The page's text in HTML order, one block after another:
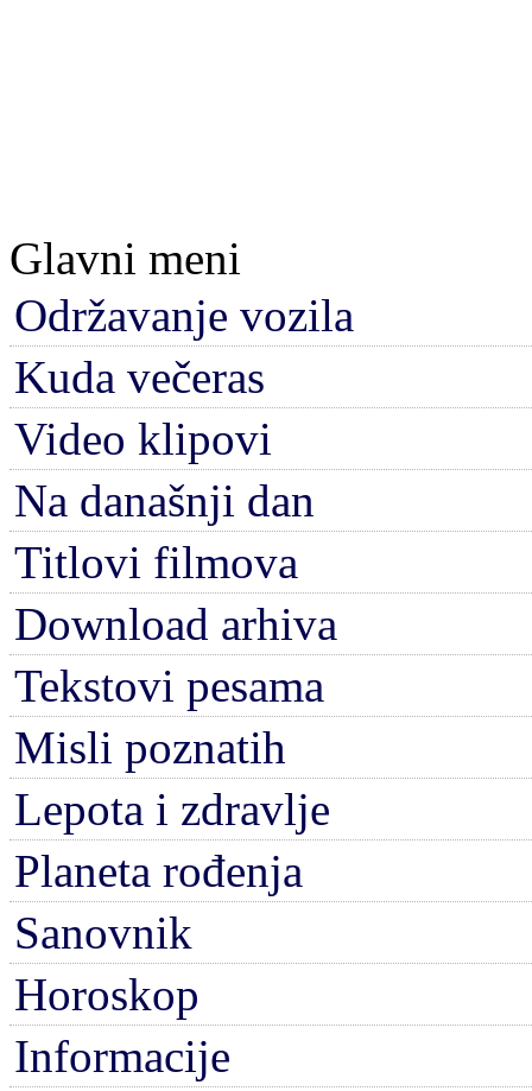
Glavni meni
Održavanje vozila
Kuda večeras
Video klipovi
Na današnji dan
Titlovi filmova
Download arhiva
Tekstovi pesama
Misli poznatih
Lepota i zdravlje
Planeta rođenja
Sanovnik
Horoskop
Informacije